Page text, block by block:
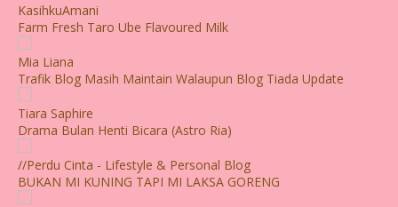
KasihkuAmani
Farm Fresh Taro Ube Flavoured Milk
Mia Liana
Trafik Blog Masih Maintain Walaupun Blog Tiada Update
Tiara Saphire
Drama Bulan Henti Bicara (Astro Ria)
//Perdu Cinta - Lifestyle & Personal Blog
BUKAN MI KUNING TAPI MI LAKSA GORENG